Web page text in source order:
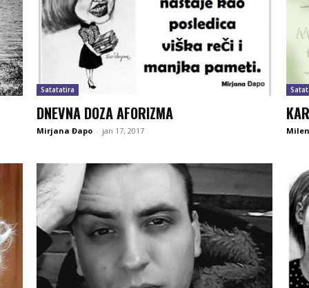
Satatatira
DNEVNA DOZA AFORIZMA
Mirjana Đapo - jan 17, 2017